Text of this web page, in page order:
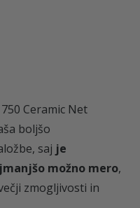
750 Ceramic Net
boljšo
saj je
možno mero,
zmogljivosti in